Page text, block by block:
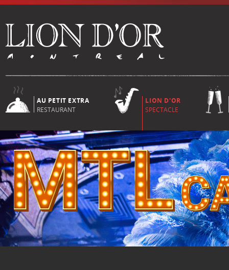
AU PETIT EXTRA
RESTAURANT
LION D'OR
SPECTACLE